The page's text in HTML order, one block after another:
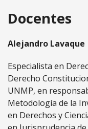
Docentes
Alejandro Lavaque
Especialista en
Derecho
UNMP, en
Metodología de la
en Derechos y